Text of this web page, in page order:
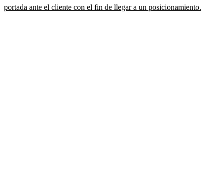
portada ante el cliente con el fin de llegar a un posicionamiento.